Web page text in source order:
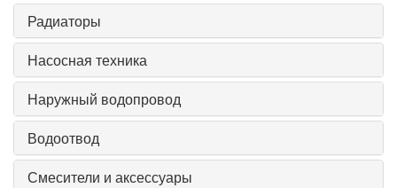
Радиаторы
Насосная техника
Наружный водопровод
Водоотвод
Смесители и аксессуары